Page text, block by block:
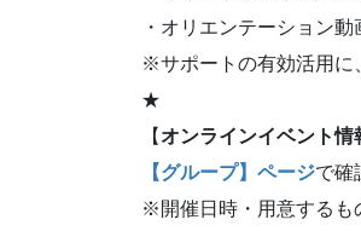
・オリエンテーション動
※サポートの有効活用に
★
【 オンラインイベント情
【グループ】ページで確
※開催日時・用意するも